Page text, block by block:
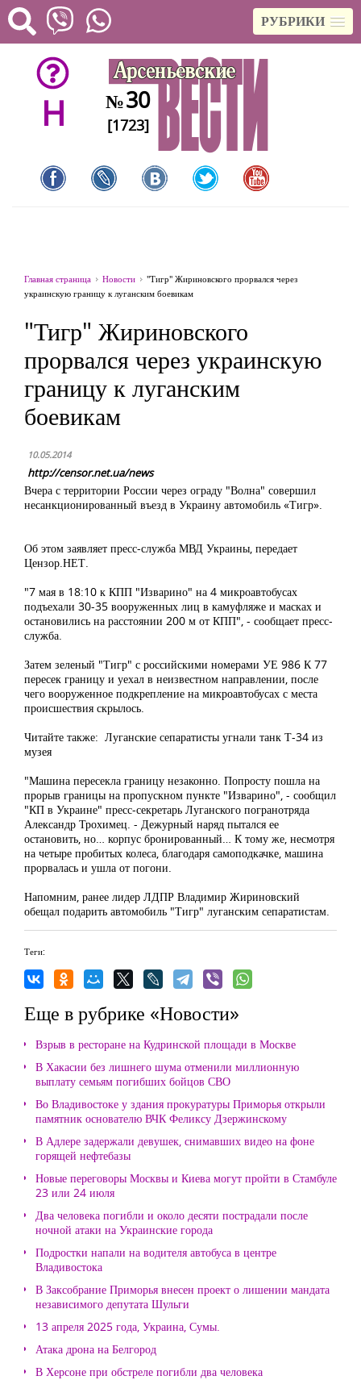
РУБРИКИ
H №30
[1723]
Главная страница Новости
"Тигр" Жириновского прорвался через
украинскую границу к луганским боевикам
"Тигр" Жириновского
прорвался через украинскую
границу к луганским
боевикам
10.05.2014
http://censor.net.ua/news
Вчера с территории России через ограду "Волна" совершил
несанкционированный въезд в Украину автомобиль «Тигр».
Об этом заявляет пресс-служба МВД Украины, передает
Цензор.НЕТ.
"7 мая в 18:10 к КПП "Изварино" на 4 микроавтобусах
подъехали 30-35 вооруженных лиц в камуфляже и масках и
остановились на расстоянии 200 м от КПП", - сообщает пресс-
служба.
Затем зеленый "Тигр" с российскими номерами УЕ 986 К 77
пересек границу и уехал в неизвестном направлении, после
чего вооруженное подкрепление на микроавтобусах с места
происшествия скрылось.
Читайте также: Луганские сепаратисты угнали танк Т-34 из
музея
"Машина пересекла границу незаконно. Попросту пошла на
прорыв границы на пропускном пункте "Изварино", - сообщил
"КП в Украине" пресс-секретарь Луганского погранотряда
Александр Трохимец. - Дежурный наряд пытался ее
остановить, но… корпус бронированный… К тому же, несмотря
на четыре пробитых колеса, благодаря самоподкачке, машина
прорвалась и ушла от погони.
Напомним, ранее лидер ЛДПР Владимир Жириновский
обещал подарить автомобиль "Тигр" луганским сепаратистам.
Теги:
Еще в рубрике «Новости»
Взрыв в ресторане на Кудринской площади в Москве
В Хакасии без лишнего шума отменили миллионную
выплату семьям погибших бойцов СВО
Во Владивостоке у здания прокуратуры Приморья открыли
памятник основателю ВЧК Феликсу Дзержинскому
В Адлере задержали девушек, снимавших видео на фоне
горящей нефтебазы
Новые переговоры Москвы и Киева могут пройти в Стамбуле
23 или 24 июля
Два человека погибли и около десяти пострадали после
ночной атаки на Украинские города
Подростки напали на водителя автобуса в центре
Владивостока
В Заксобрание Приморья внесен проект о лишении мандата
независимого депутата Шульги
13 апреля 2025 года, Украина, Сумы.
Атака дрона на Белгород
В Херсоне при обстреле погибли два человека